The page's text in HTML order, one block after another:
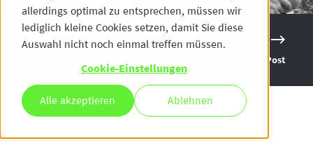
allerdings optimal zu entsprechen, müssen wir
lediglich kleine Cookies setzen, damit Sie diese
Auswahl nicht noch einmal treffen müssen.
Cookie-Einstellungen
Alle akzeptieren Ablehnen
Next Post